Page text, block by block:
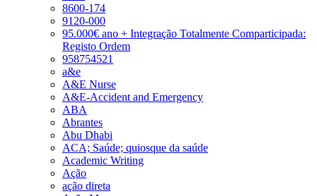
8600-174
9120-000
95.000€ ano + Integração Totalmente Comparticipada:
Registo Ordem
958754521
a&e
A&E Nurse
A&E-Accident and Emergency
ABA
Abrantes
Abu Dhabi
ACA; Saúde; quiosque da saúde
Academic Writing
Ação
ação direta